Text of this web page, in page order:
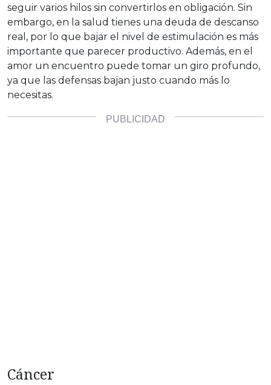
seguir varios hilos sin convertirlos en obligación. Sin
embargo, en la salud tienes una deuda de descanso
real, por lo que bajar el nivel de estimulación es más
importante que parecer productivo. Además, en el
amor un encuentro puede tomar un giro profundo,
ya que las defensas bajan justo cuando más lo
necesitas.
Cáncer